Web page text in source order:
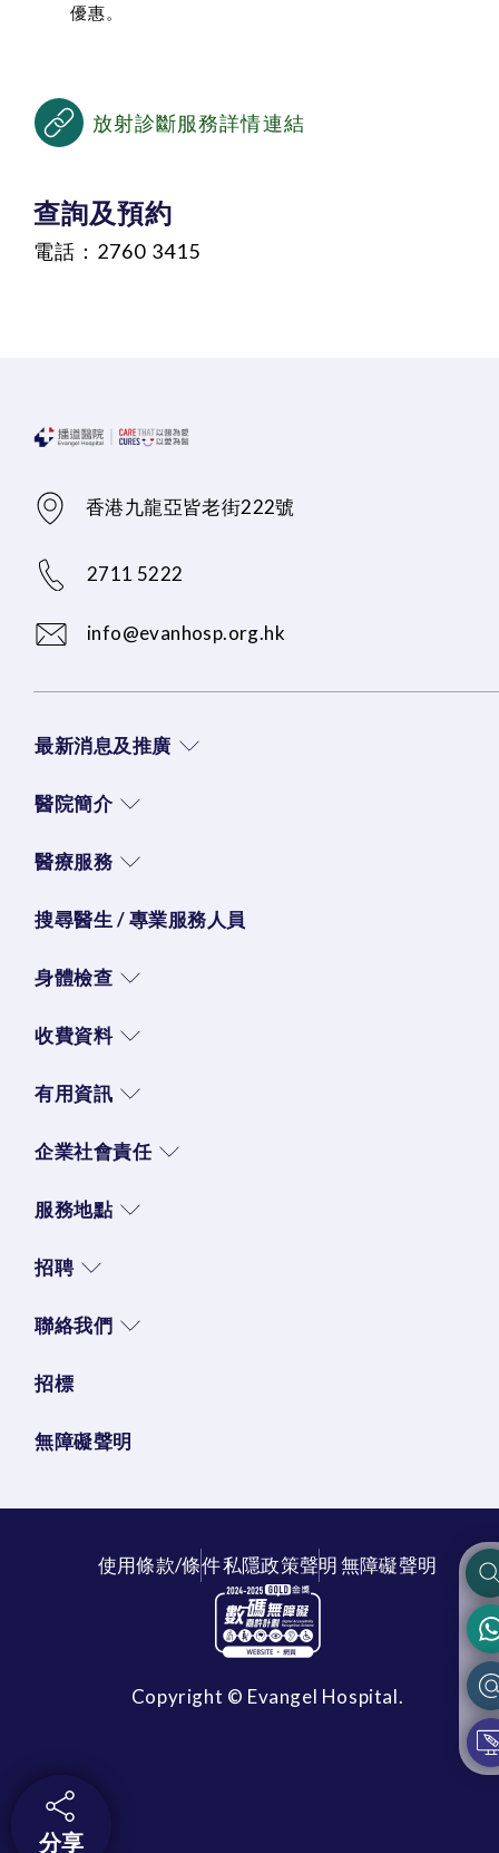
優惠。
放射診斷服務詳情連結
查詢及預約
電話：2760 3415
香港九龍亞皆老街222號
2711 5222
info@evanhosp.org.hk
最新消息及推廣
醫院簡介
醫療服務
搜尋醫生 / 專業服務人員
身體檢查
收費資料
有用資訊
企業社會責任
服務地點
招聘
聯絡我們
招標
無障礙聲明
使用條款/條件私隱政策聲明無障礙聲明
Copyright © Evangel Hospital.
分享